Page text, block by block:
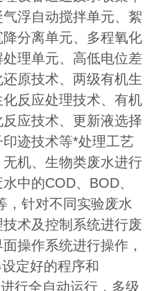
浮自动搅拌单元、絮
分离单元、多程氧化
理单元、高低电位差
原技术、两级有机生
反应处理技术、有机
应技术、更新液选择
迹技术等*处理工艺
机、生物类废水进行
中的COD、BOD、
，针对不同实验废水
术及控制系统进行废
操作系统进行操作，
定好的程序和
行全自动运行，多级